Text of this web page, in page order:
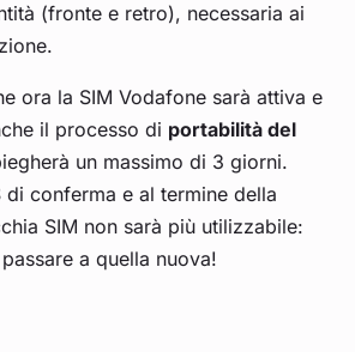
(fronte e retro), necessaria ai
ora la SIM Vodafone sarà attiva e
il processo di portabilità del
un massimo di 3 giorni.
di conferma e al termine della
SIM non sarà più utilizzabile:
a quella nuova!